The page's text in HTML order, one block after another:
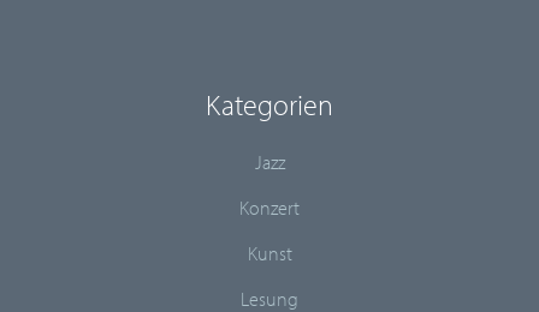
Kategorien
Jazz
Konzert
Kunst
Lesung